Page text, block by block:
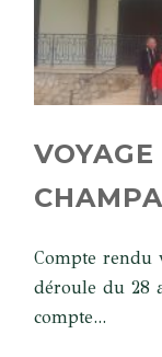
Compte rendu
déroule du 28
compte...